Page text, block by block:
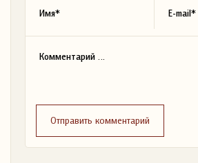
Отправить комментарий